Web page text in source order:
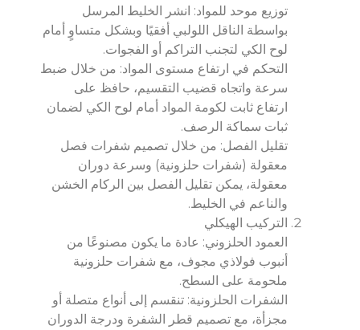
توزيع موحد للمواد: انشر الخليط المرسل
بواسطة الناقل اللولبي أفقيًا وبشكل متساوٍ أمام
لوح الكي لتجنب التراكم أو الفجوات.
التحكم في ارتفاع مستوى المواد: من خلال ضبط
سرعة واتجاه قضيب التقسيم، حافظ على
ارتفاع ثابت لكومة المواد أمام لوح الكي لضمان
ثبات سماكة الرصف.
تقليل الفصل: من خلال تصميم شفرات فصل
معقولة (شفرات حلزونية) وسرعة دوران
معقولة، يمكن تقليل الفصل بين الركام الخشن
والناعم في الخليط.
التركيب الهيكلي
العمود الحلزوني: عادة ما يكون مصنوعًا من
أنبوب فولاذي مجوف، مع شفرات حلزونية
ملحومة على السطح.
الشفرات الحلزونية: تنقسم إلى أنواع متصلة أو
مجزأة، مع تصميم قطر الشفرة ودرجة الدوران